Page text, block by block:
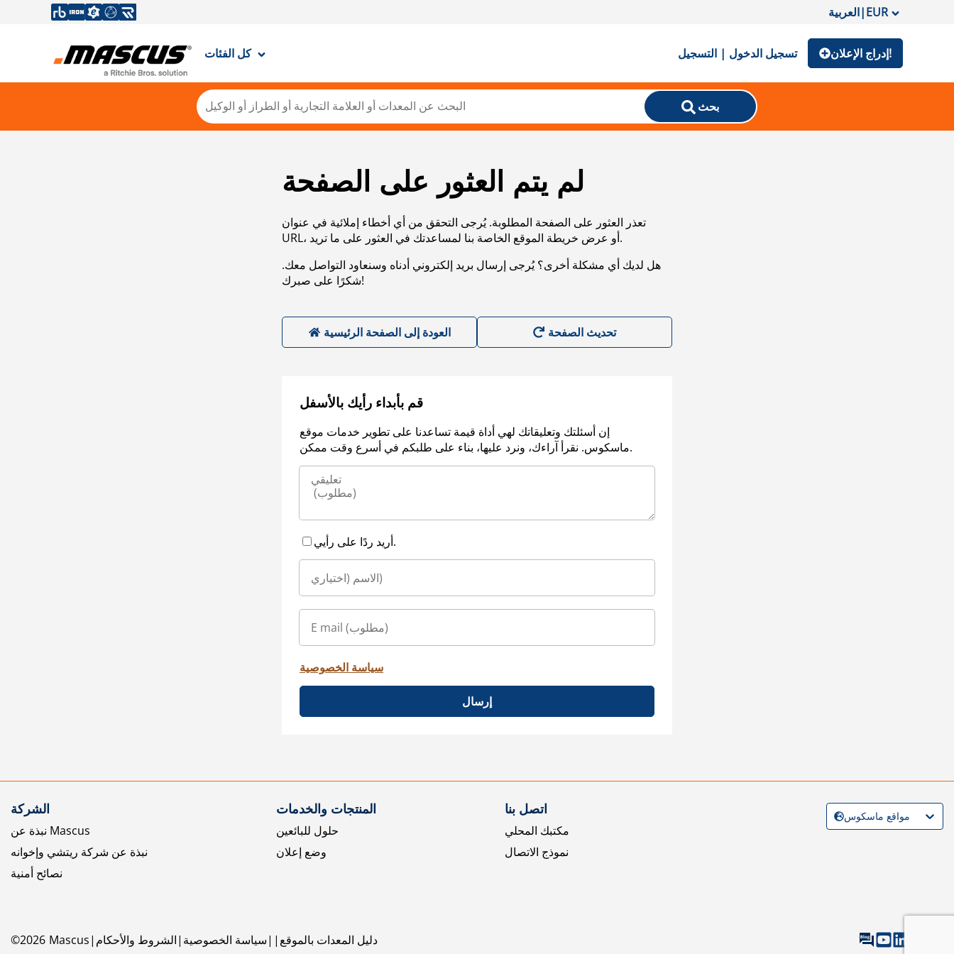
العربية|EUR
كل الفئات تسجيل الدخول | التسجيل إدراج الإعلان!
بحث
لم يتم العثور على الصفحة
تعذر العثور على الصفحة المطلوبة. يُرجى التحقق من أي أخطاء إملائية في عنوان
URL، أو عرض خريطة الموقع الخاصة بنا لمساعدتك في العثور على ما تريد.
هل لديك أي مشكلة أخرى؟ يُرجى إرسال بريد إلكتروني أدناه وسنعاود التواصل معك.
شكرًا على صبرك!
العودة إلى الصفحة الرئيسية
قم بأبداء رأيك بالأسفل
إن أسئلتك وتعليقاتك لهي أداة قيمة تساعدنا على تطوير خدمات موقع
ماسكوس. نقرأ آراءك، ونرد عليها، بناء على طلبكم في أسرع وقت ممكن.
أريد ردًا على رأيي.
سياسة الخصوصية
إرسال
الشركة
نبذة عن Mascus
نبذة عن شركة ريتشي وإخوانه
نصائح أمنية
المنتجات والخدمات
حلول للبائعين
وضع إعلان
اتصل بنا
مكتبك المحلي
نموذج الاتصال
©2026 Mascus الشروط والأحكام سياسة الخصوصية دليل المعدات بالموقع
مواقع ماسكوس